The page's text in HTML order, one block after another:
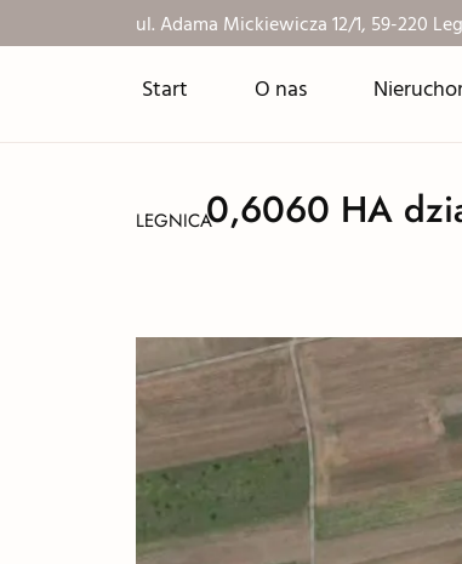
ul. Adama Mickiewicza 12/1, 59-220
Start O nas
LEGNICA0,6060 HA